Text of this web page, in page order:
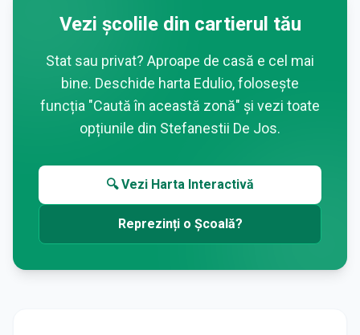
Vezi școlile din cartierul tău
Stat sau privat? Aproape de casă e cel mai
bine. Deschide harta Edulio, folosește
funcția "Caută în această zonă" și vezi toate
opțiunile din Stefanestii De Jos.
🔍 Vezi Harta Interactivă
Reprezinți o Școală?